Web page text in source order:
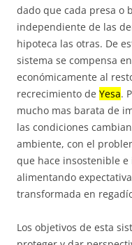
dado que cada presa o
independiente de las
hipoteca las otras. De
sistema se compensa
económicamente al
recrecimiento de Yesa.
mucho mas barata de
las condiciones
ambiente, con el
que hace insostenible
alimentando
transformada en
Los objetivos de esta